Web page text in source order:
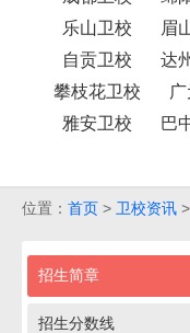
乐山卫校
眉
自贡卫校
达
攀枝花卫校
雅安卫校
巴
位置： 首页 > 卫校资讯 >
招生简章
招生分数线